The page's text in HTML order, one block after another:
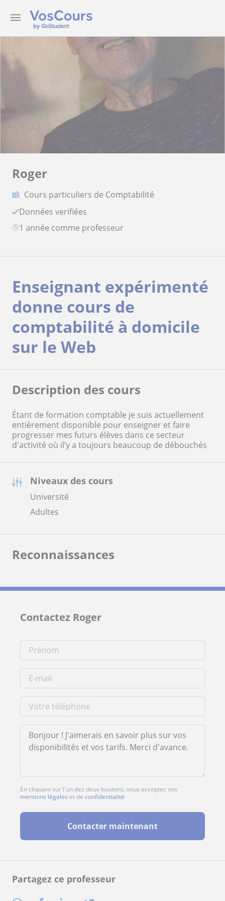
Roger
Cours particuliers de Comptabilité
Données verifiées
1 année comme professeur
Partagez ce professeur
Niveaux des cours
Université
Adultes
Enseignant expérimenté
donne cours de
comptabilité à domicile
sur le Web
Description des cours
Étant de formation comptable je suis actuellement
entièrement disponible pour enseigner et faire
progresser mes futurs élèves dans ce secteur
d'activité où il’y a toujours beaucoup de débouchés
Reconnaissances
Contactez Roger
En cliquant sur l'un des deux boutons, vous acceptez nos
mentions légales et de confidentialité
Contacter maintenant